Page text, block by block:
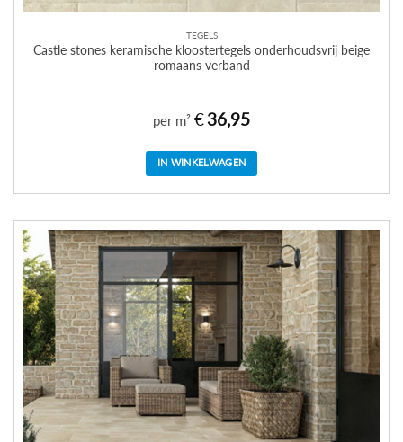
TEGELS
Castle stones keramische kloostertegels onderhoudsvrij beige
romaans verband
per m² €36,95
IN WINKELWAGEN